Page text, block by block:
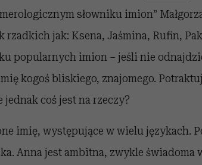
słowniku imion”
jak: Ksena, Jaśmina, Rufin,
popularnych imion – jeśli nie
kogoś bliskiego, znajomego.
coś jest na rzeczy?
imię, występujące w wielu językach.
Anna jest ambitna, zwykle świadoma